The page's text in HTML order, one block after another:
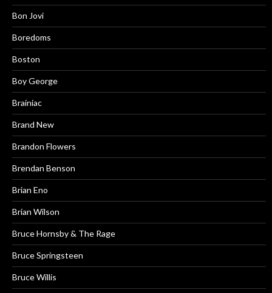
Bon Jovi
Boredoms
Boston
Boy George
Brainiac
Brand New
Brandon Flowers
Brendan Benson
Brian Eno
Brian Wilson
Bruce Hornsby & The Rage
Bruce Springsteen
Bruce Willis